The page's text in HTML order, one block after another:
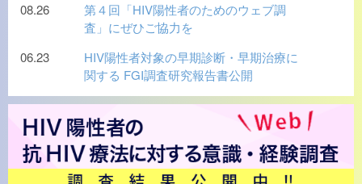
08.26
第４回「HIV陽性者のためのウェブ調
査」にぜひご協力を
06.23
HIV陽性者対象の早期診断・早期治療に
関する FGI調査研究報告書公開